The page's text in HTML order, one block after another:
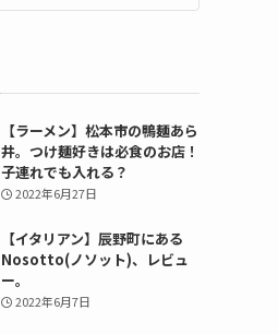
【ラーメン】松本市の鴨麺あら
井。つけ麺好きは必食のお店！
子連れでも入れる？
2022年6月27日
【イタリアン】辰野町にある
Nosotto(ノソット)、レビュ
ー。
2022年6月7日